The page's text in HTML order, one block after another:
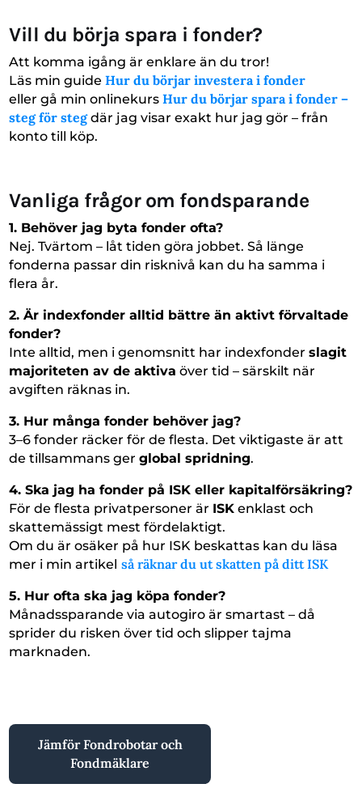
Vill du börja spara i fonder?
Att komma igång är enklare än du tror!
Läs min guideHur du börjar investera i fonder
eller gå min onlinekursHur du börjar spara i fonder –
steg för stegdär jag visar exakt hur jag gör – från
konto till köp.
Vanliga frågor om fondsparande
1. Behöver jag byta fonder ofta?
Nej. Tvärtom – låt tiden göra jobbet. Så länge
fonderna passar din risknivå kan du ha samma i
flera år.
2. Är indexfonder alltid bättre än aktivt förvaltade
fonder?
Inte alltid, men i genomsnitt har indexfonderslagit
majoriteten av de aktiva över tid – särskilt när
avgiften räknas in.
3. Hur många fonder behöver jag?
3–6 fonder räcker för de flesta. Det viktigaste är att
de tillsammans gerglobal spridning.
4. Ska jag ha fonder på ISK eller kapitalförsäkring?
För de flesta privatpersoner är ISK enklast och
skattemässigt mest fördelaktigt.
Om du är osäker på hur ISK beskattas kan du läsa
mer i min artikel så räknar du ut skatten på ditt ISK
5. Hur ofta ska jag köpa fonder?
Månadssparande via autogiro är smartast – då
sprider du risken över tid och slipper tajma
marknaden.
Jämför Fondrobotar och
Fondmäklare